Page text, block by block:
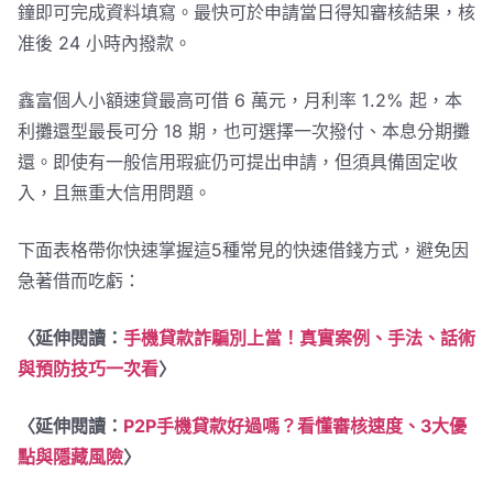
鐘即可完成資料填寫。最快可於申請當日得知審核結果，核
准後 24 小時內撥款。
鑫富個人小額速貸最高可借 6 萬元，月利率 1.2% 起，本
利攤還型最長可分 18 期，也可選擇一次撥付、本息分期攤
還。即使有一般信用瑕疵仍可提出申請，但須具備固定收
入，且無重大信用問題。
下面表格帶你快速掌握這5種常見的快速借錢方式，避免因
急著借而吃虧：
〈延伸閱讀： 手機貸款詐騙別上當！真實案例、手法、話術
與預防技巧一次看〉
〈延伸閱讀： P2P手機貸款好過嗎？看懂審核速度、3大優
點與隱藏風險〉